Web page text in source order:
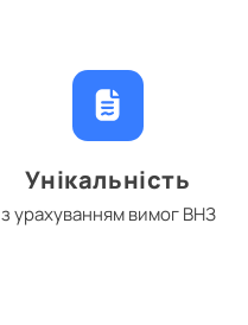
Унікальність
з урахуванням вимог ВНЗ